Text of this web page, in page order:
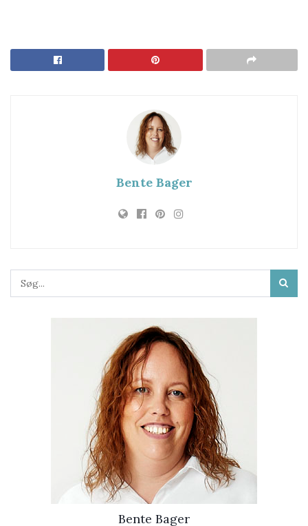
Bente Bager
Bente Bager